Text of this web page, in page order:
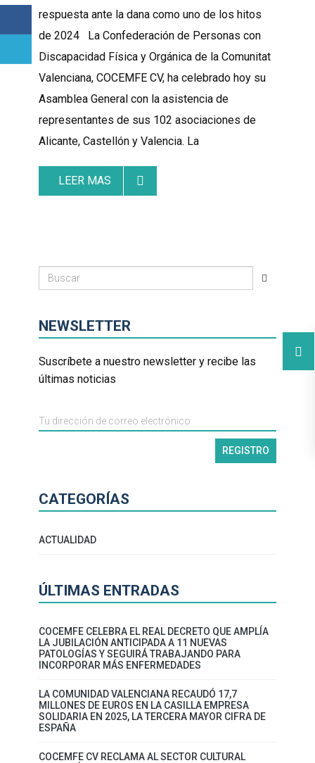
respuesta ante la dana como uno de los hitos
de 2024 La Confederación de Personas con
Discapacidad Física y Orgánica de la Comunitat
Valenciana, COCEMFE CV, ha celebrado hoy su
Asamblea General con la asistencia de
representantes de sus 102 asociaciones de
Alicante, Castellón y Valencia. La
LEER MAS
NEWSLETTER
Suscríbete a nuestro newsletter y recibe las
últimas noticias
CATEGORÍAS
ACTUALIDAD
ÚLTIMAS ENTRADAS
COCEMFE CELEBRA EL REAL DECRETO QUE AMPLÍA
LA JUBILACIÓN ANTICIPADA A 11 NUEVAS
PATOLOGÍAS Y SEGUIRÁ TRABAJANDO PARA
INCORPORAR MÁS ENFERMEDADES
LA COMUNIDAD VALENCIANA RECAUDÓ 17,7
MILLONES DE EUROS EN LA CASILLA EMPRESA
SOLIDARIA EN 2025, LA TERCERA MAYOR CIFRA DE
ESPAÑA
COCEMFE CV RECLAMA AL SECTOR CULTURAL